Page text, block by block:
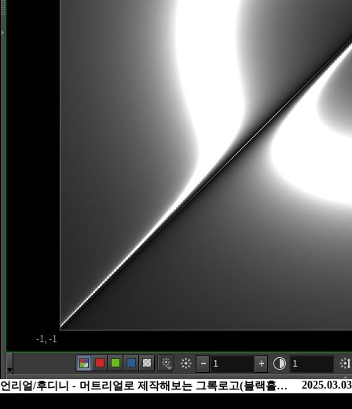
2025.03.03
언리얼/후디니 - 머트리얼로 제작해보는 그록로고(블랙홀…